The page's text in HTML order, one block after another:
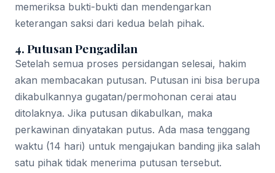
memeriksa bukti-bukti dan mendengarkan
keterangan saksi dari kedua belah pihak.
4. Putusan Pengadilan
Setelah semua proses persidangan selesai, hakim
akan membacakan putusan. Putusan ini bisa berupa
dikabulkannya gugatan/permohonan cerai atau
ditolaknya. Jika putusan dikabulkan, maka
perkawinan dinyatakan putus. Ada masa tenggang
waktu (14 hari) untuk mengajukan banding jika salah
satu pihak tidak menerima putusan tersebut.